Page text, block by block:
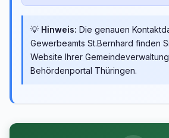
💡 Hinweis: Die genauen
Gewerbeamts St.Bernhard finden
Website Ihrer
Behördenportal Thüringen.